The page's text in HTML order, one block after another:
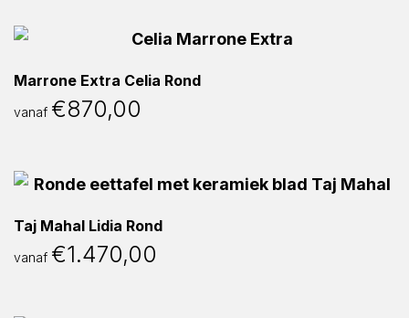
Marrone Extra Celia Rond
vanaf €870,00
Taj Mahal Lidia Rond
vanaf €1.470,00